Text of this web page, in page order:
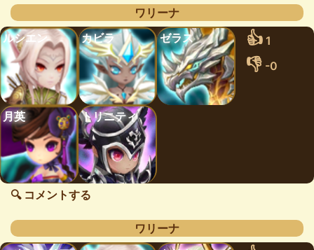
ワリーナ
ルシエン
カビラ ゼラス 👍 1
👎 -0
月英 トリニティ
🔍 コメントする
ワリーナ